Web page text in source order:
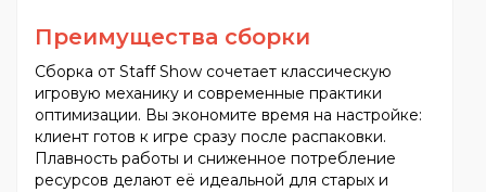
Преимущества сборки
Сборка от Staff Show сочетает классическую
игровую механику и современные практики
оптимизации. Вы экономите время на настройке:
клиент готов к игре сразу после распаковки.
Плавность работы и сниженное потребление
ресурсов делают её идеальной для старых и